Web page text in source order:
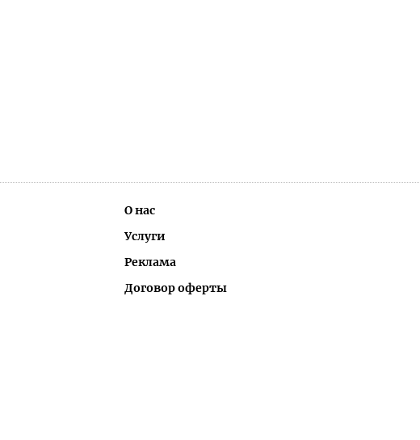
О нас
Услуги
Реклама
Договор оферты